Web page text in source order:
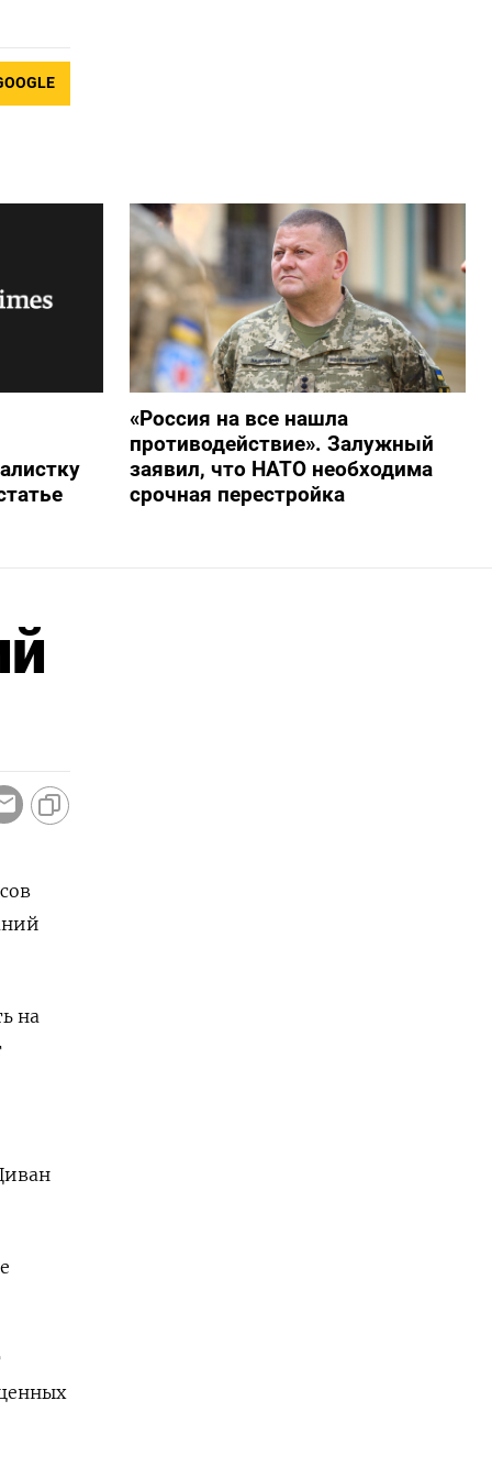
«Россия на все нашла
противодействие». Залужный
заявил, что НАТО необходима
срочная перестройка
на